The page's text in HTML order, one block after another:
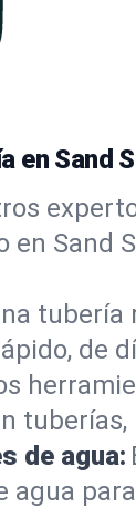
en Sand
Sand
tubería
de
de agua: